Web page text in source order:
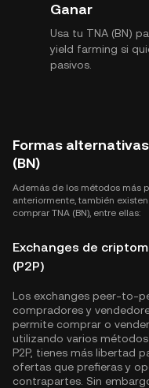
Ganar
Usa tu TNA (BN)
yield farming si
pasivos.
Formas
(BN)
Además de los métodos más
anteriormente, también
comprar TNA (BN), entre ellas:
Exchanges de
(P2P)
Los exchanges peer-to-
compradores y
permite comprar o
utilizando varios
P2P, tienes más libertad
ofertas que prefieras y
contrapartes. Sin